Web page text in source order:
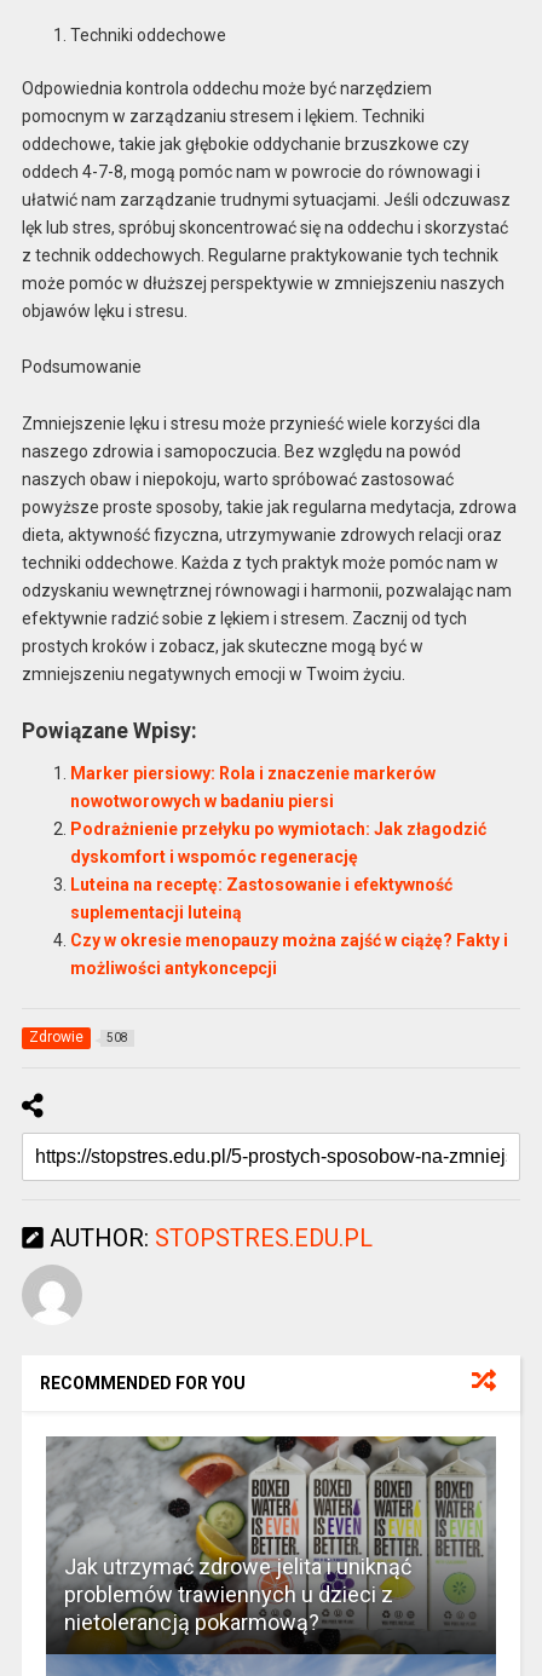
Techniki oddechowe
Odpowiednia kontrola oddechu może być narzędziem
pomocnym w zarządzaniu stresem i lękiem. Techniki
oddechowe, takie jak głębokie oddychanie brzuszkowe czy
oddech 4-7-8, mogą pomóc nam w powrocie do równowagi i
ułatwić nam zarządzanie trudnymi sytuacjami. Jeśli odczuwasz
lęk lub stres, spróbuj skoncentrować się na oddechu i skorzystać
z technik oddechowych. Regularne praktykowanie tych technik
może pomóc w dłuższej perspektywie w zmniejszeniu naszych
objawów lęku i stresu.
Podsumowanie
Zmniejszenie lęku i stresu może przynieść wiele korzyści dla
naszego zdrowia i samopoczucia. Bez względu na powód
naszych obaw i niepokoju, warto spróbować zastosować
powyższe proste sposoby, takie jak regularna medytacja, zdrowa
dieta, aktywność fizyczna, utrzymywanie zdrowych relacji oraz
techniki oddechowe. Każda z tych praktyk może pomóc nam w
odzyskaniu wewnętrznej równowagi i harmonii, pozwalając nam
efektywnie radzić sobie z lękiem i stresem. Zacznij od tych
prostych kroków i zobacz, jak skuteczne mogą być w
zmniejszeniu negatywnych emocji w Twoim życiu.
Powiązane Wpisy:
Marker piersiowy: Rola i znaczenie markerów
nowotworowych w badaniu piersi
Podrażnienie przełyku po wymiotach: Jak złagodzić
dyskomfort i wspomóc regenerację
Luteina na receptę: Zastosowanie i efektywność
suplementacji luteiną
Czy w okresie menopauzy można zajść w ciążę? Fakty i
możliwości antykoncepcji
Zdrowie 508
AUTHOR: STOPSTRES.EDU.PL
RECOMMENDED FOR YOU
Jak utrzymać zdrowe jelita i uniknąć
problemów trawiennych u dzieci z
nietolerancją pokarmową?